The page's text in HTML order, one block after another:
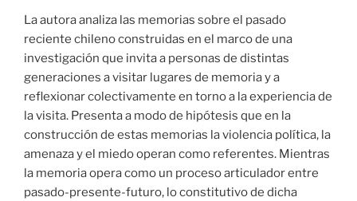
La autora analiza las memorias sobre el pasado
reciente chileno construidas en el marco de una
investigación que invita a personas de distintas
generaciones a visitar lugares de memoria y a
reflexionar colectivamente en torno a la experiencia de
la visita. Presenta a modo de hipótesis que en la
construcción de estas memorias la violencia política, la
amenaza y el miedo operan como referentes. Mientras
la memoria opera como un proceso articulador entre
pasado-presente-futuro, lo constitutivo de dicha